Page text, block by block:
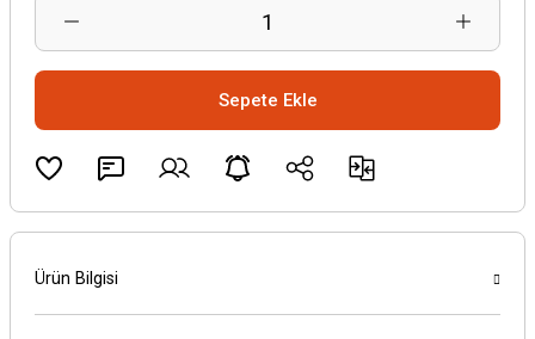
Sepete Ekle
Ürün Bilgisi